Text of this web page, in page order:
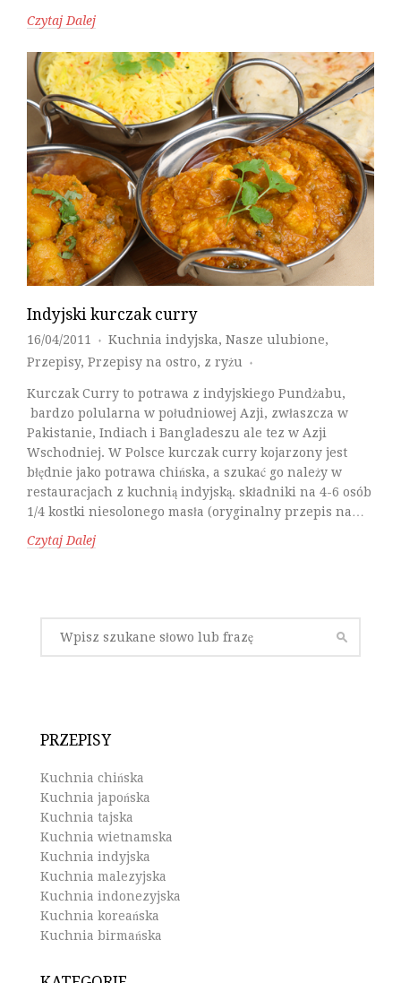
Czytaj Dalej
Indyjski kurczak curry
16/04/2011 ♦ Kuchnia indyjska, Nasze ulubione,
Przepisy, Przepisy na ostro, z ryżu ♦
Kurczak Curry to potrawa z indyjskiego Pundżabu,
bardzo polularna w południowej Azji, zwłaszcza w
Pakistanie, Indiach i Bangladeszu ale tez w Azji
Wschodniej. W Polsce kurczak curry kojarzony jest
błędnie jako potrawa chińska, a szukać go należy w
restauracjach z kuchnią indyjską. składniki na 4-6 osób
1/4 kostki niesolonego masła (oryginalny przepis na…
Czytaj Dalej
PRZEPISY
Kuchnia chińska
Kuchnia japońska
Kuchnia tajska
Kuchnia wietnamska
Kuchnia indyjska
Kuchnia malezyjska
Kuchnia indonezyjska
Kuchnia koreańska
Kuchnia birmańska